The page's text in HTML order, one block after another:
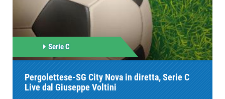
Serie C
Pergolettese-SG City Nova in diretta, Serie C
Live dal Giuseppe Voltini